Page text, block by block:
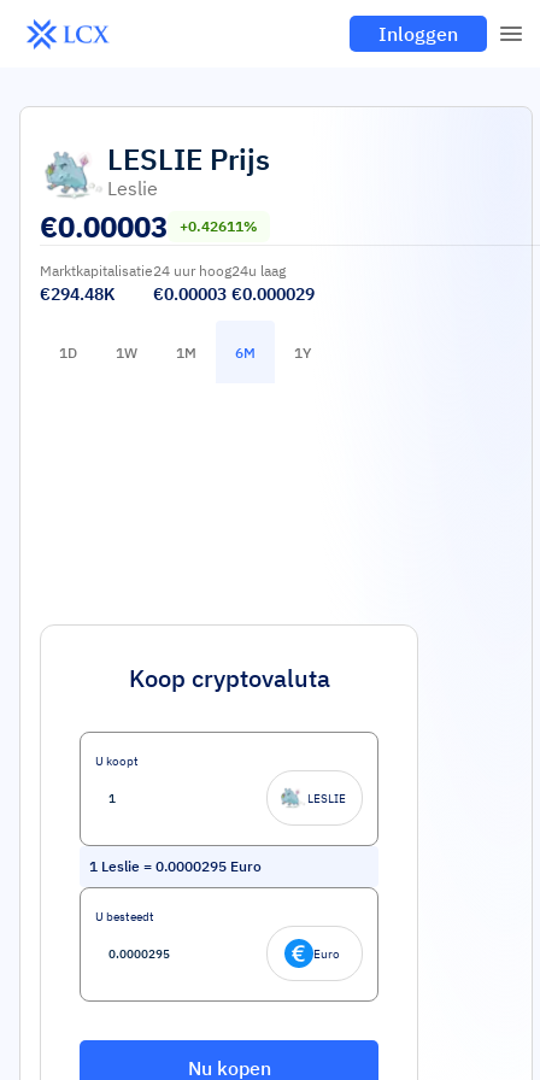
Inloggen
LESLIE Prijs
Leslie
€0.00003 +0.42611%
Marktkapitalisatie
€294.48K
24 uur hoog
€0.00003
24u laag
€0.000029
1D 1W 1M 6M 1Y
Koop cryptovaluta
U koopt
LESLIE
1 Leslie = 0.0000295 Euro
U besteedt
Euro
Nu kopen